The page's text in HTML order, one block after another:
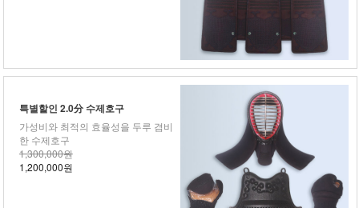
특별할인 2.0分 수제호구
가성비와 최적의 효율성을 두루 겸비
한 수제호구
1,300,000원
1,200,000원